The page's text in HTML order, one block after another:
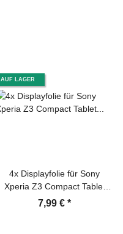
AUF LAGER
4x Displayfolie für Sony
Xperia Z3 Compact Tablet
Displayschutzfolie HD KLAR
7,99 € *